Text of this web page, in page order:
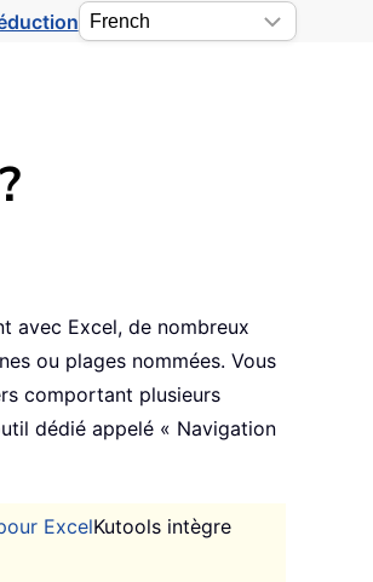
avec Excel, de nombreux
ou plages nommées. Vous
comportant plusieurs
dédié appelé « Navigation
ExcelKutools intègre